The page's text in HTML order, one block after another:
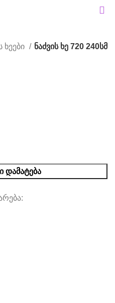
ხეები
ნაძვის ხე 720 240სმ
ᲓᲐᲛᲐᲢᲔᲑᲐ